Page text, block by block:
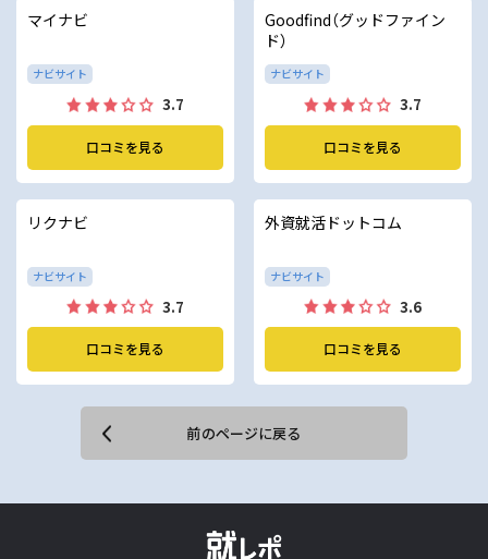
マイナビ
ナビサイト
3.7
口コミを見る
Goodfind（グッドファイン
ド）
ナビサイト
3.7
口コミを見る
リクナビ
ナビサイト
3.7
口コミを見る
外資就活ドットコム
ナビサイト
3.6
口コミを見る
前のページに戻る